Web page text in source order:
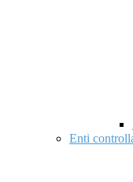
Enti